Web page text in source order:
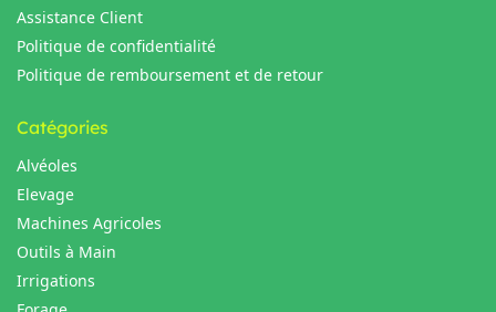
Assistance Client
Politique de confidentialité
Politique de remboursement et de retour
Catégories
Alvéoles
Elevage
Machines Agricoles
Outils à Main
Irrigations